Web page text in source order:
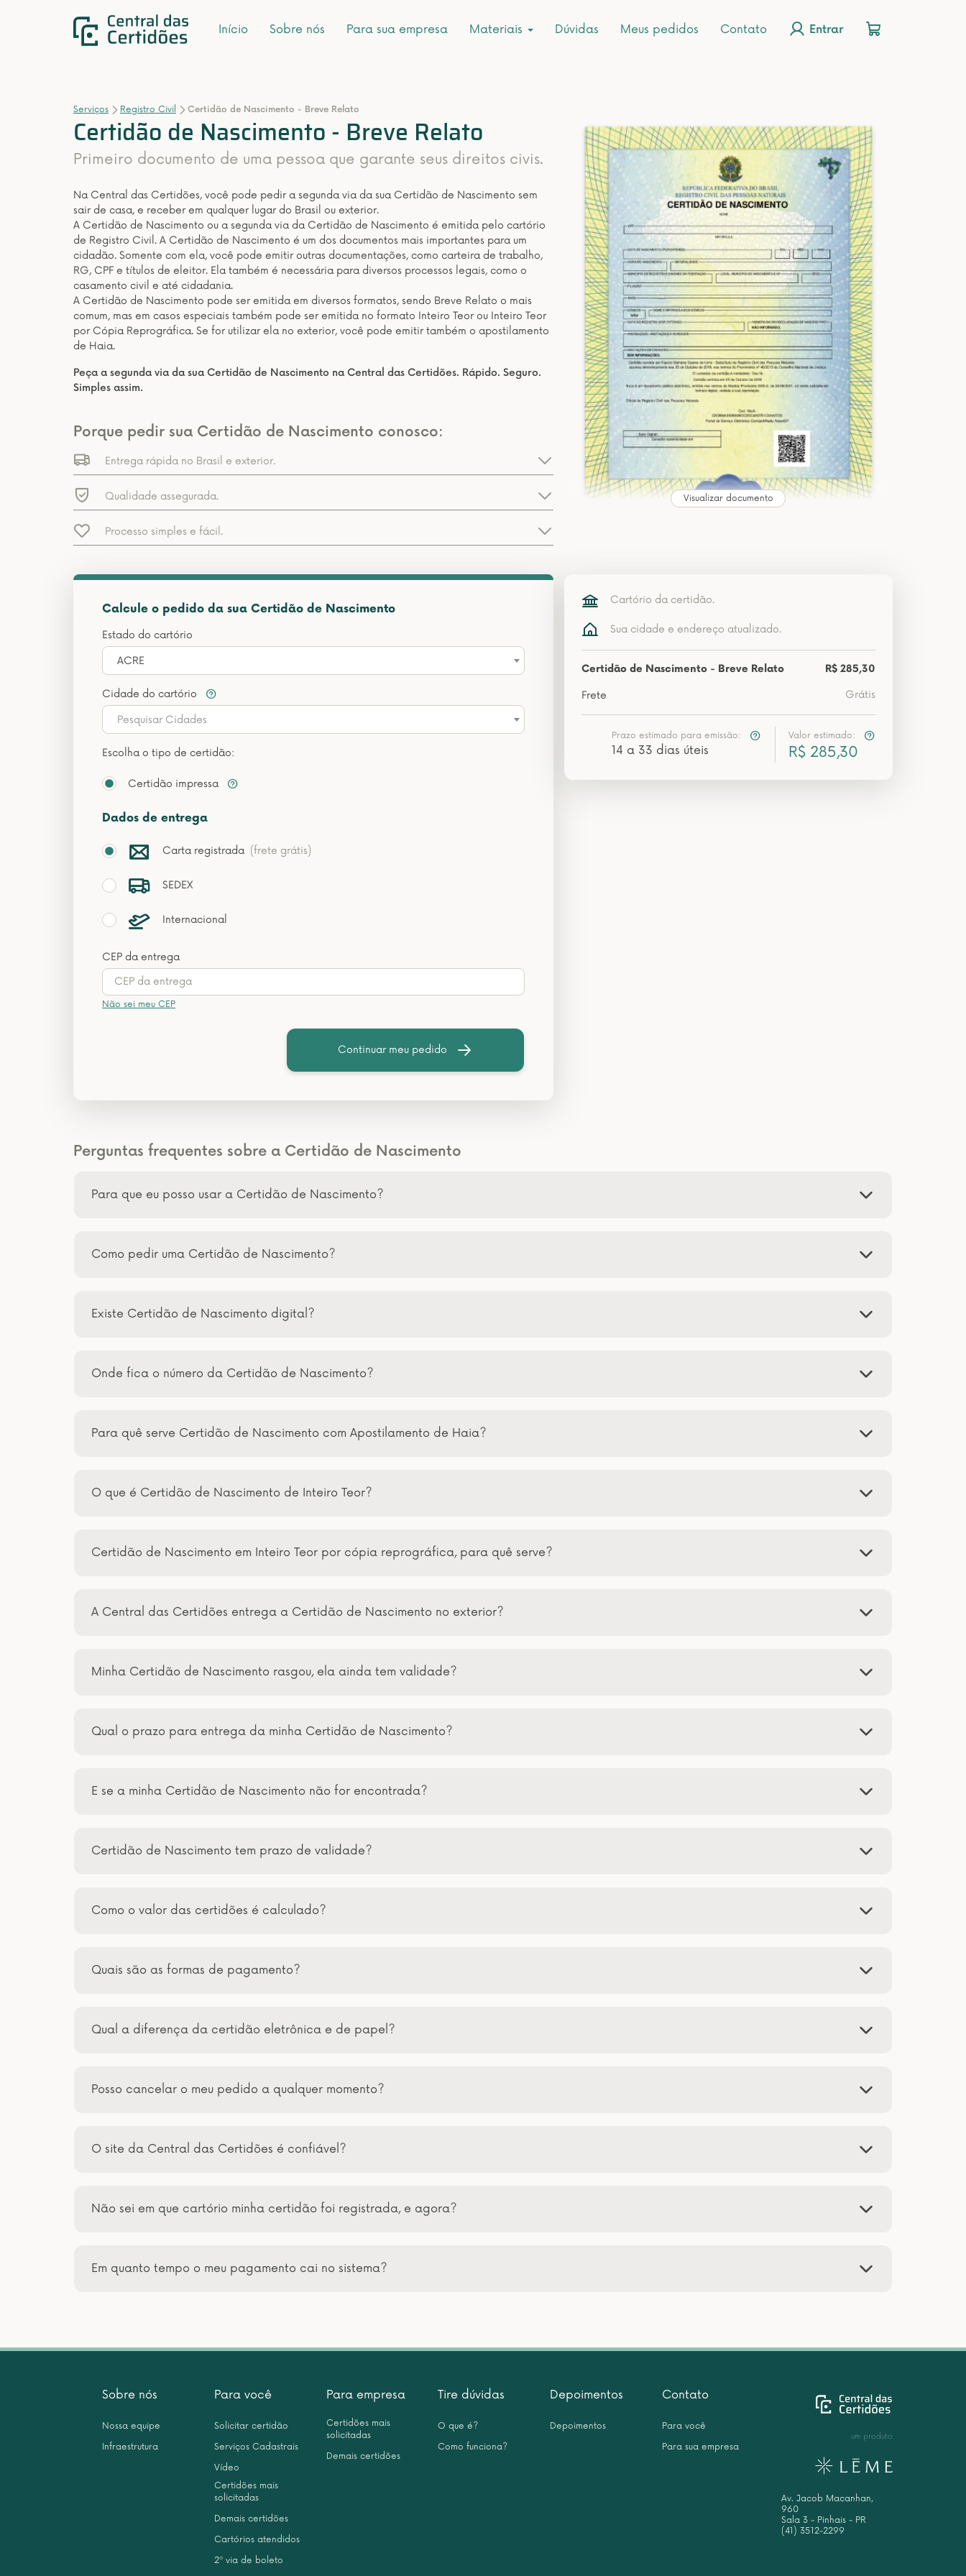
Início Sobre nós Para sua empresa Materiais Dúvidas Meus pedidos Contato Entrar
Serviços Registro Civil Certidão de Nascimento - Breve Relato
Certidão de Nascimento - Breve Relato
Primeiro documento de uma pessoa que garante seus direitos civis.
Na Central das Certidões, você pode pedir a segunda via da sua Certidão de Nascimento sem
sair de casa, e receber em qualquer lugar do Brasil ou exterior.
A Certidão de Nascimento ou a segunda via da Certidão de Nascimento é emitida pelo cartório
de Registro Civil. A Certidão de Nascimento é um dos documentos mais importantes para um
cidadão. Somente com ela, você pode emitir outras documentações, como carteira de trabalho,
RG, CPF e títulos de eleitor. Ela também é necessária para diversos processos legais, como o
casamento civil e até cidadania.
A Certidão de Nascimento pode ser emitida em diversos formatos, sendo Breve Relato o mais
comum, mas em casos especiais também pode ser emitida no formato Inteiro Teor ou Inteiro Teor
por Cópia Reprográfica. Se for utilizar ela no exterior, você pode emitir também o apostilamento
de Haia.
Peça a segunda via da sua Certidão de Nascimento na Central das Certidões. Rápido. Seguro.
Simples assim.
Porque pedir sua Certidão de Nascimento conosco:
Entrega rápida no Brasil e exterior.
Qualidade assegurada.
Processo simples e fácil.
Visualizar documento
Calcule o pedido da sua Certidão de Nascimento
Estado do cartório
ACRE
Cidade do cartório
Pesquisar Cidades
Escolha o tipo de certidão:
Certidão impressa
Dados de entrega
Carta registrada (frete grátis)
SEDEX
Internacional
CEP da entrega
Não sei meu CEP
Continuar meu pedido
Cartório da certidão.
Sua cidade e endereço atualizado.
Certidão de Nascimento - Breve Relato R$ 285,30
Frete Grátis
Prazo estimado para emissão:
14 a 33 dias úteis
Valor estimado:
R$ 285,30
Perguntas frequentes sobre a Certidão de Nascimento
Para que eu posso usar a Certidão de Nascimento?
Como pedir uma Certidão de Nascimento?
Existe Certidão de Nascimento digital?
Onde fica o número da Certidão de Nascimento?
Para quê serve Certidão de Nascimento com Apostilamento de Haia?
O que é Certidão de Nascimento de Inteiro Teor?
Certidão de Nascimento em Inteiro Teor por cópia reprográfica, para quê serve?
A Central das Certidões entrega a Certidão de Nascimento no exterior?
Minha Certidão de Nascimento rasgou, ela ainda tem validade?
Qual o prazo para entrega da minha Certidão de Nascimento?
E se a minha Certidão de Nascimento não for encontrada?
Certidão de Nascimento tem prazo de validade?
Como o valor das certidões é calculado?
Quais são as formas de pagamento?
Qual a diferença da certidão eletrônica e de papel?
Posso cancelar o meu pedido a qualquer momento?
O site da Central das Certidões é confiável?
Não sei em que cartório minha certidão foi registrada, e agora?
Em quanto tempo o meu pagamento cai no sistema?
Sobre nós
Nossa equipe
Infraestrutura
Para você
Solicitar certidão
Serviços Cadastrais
Vídeo
Certidões mais
solicitadas
Demais certidões
Cartórios atendidos
2ª via de boleto
Para empresa
Certidões mais
solicitadas
Demais certidões
Tire dúvidas
O que é?
Como funciona?
Depoimentos
Depoimentos
Contato
Para você
Para sua empresa
um produto
Av. Jacob Macanhan,
960
Sala 3 - Pinhais - PR
(41) 3512-2299